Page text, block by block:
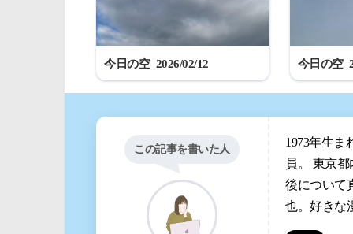
今日の空_2026/02/12 今日の空
この記事を書いた人
1973年生ま
員。 東京
後について
也。好きな